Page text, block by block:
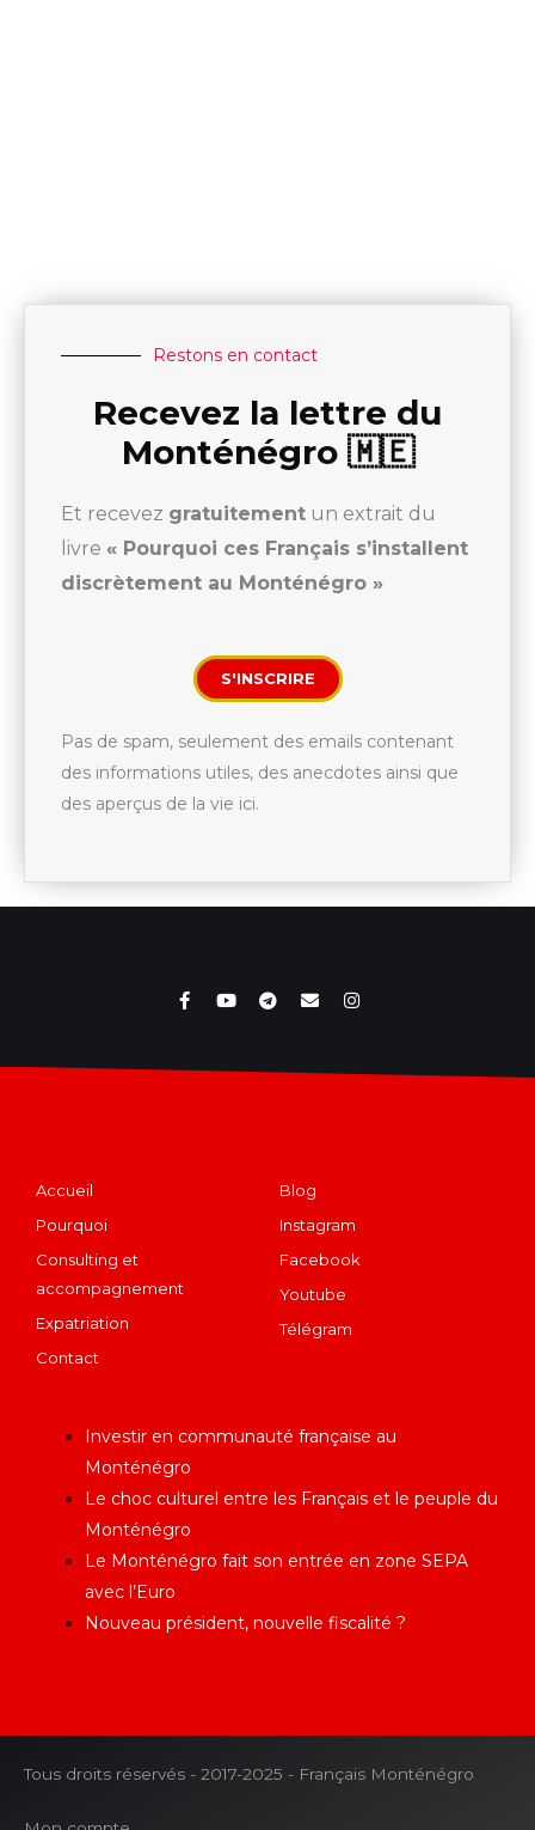
Restons en contact
Recevez la lettre du
Monténégro 🇲🇪
Et recevez gratuitement un extrait du
livre « Pourquoi ces Français s’installent
discrètement au Monténégro »
S'INSCRIRE
Pas de spam, seulement des emails contenant
des informations utiles, des anecdotes ainsi que
des aperçus de la vie ici.
Accueil
Pourquoi
Consulting et
accompagnement
Expatriation
Contact
Blog
Instagram
Facebook
Youtube
Télégram
Investir en communauté française au
Monténégro
Le choc culturel entre les Français et le peuple du
Monténégro
Le Monténégro fait son entrée en zone SEPA
avec l’Euro
Nouveau président, nouvelle fiscalité ?
Tous droits réservés - 2017-2025 - Français Monténégro